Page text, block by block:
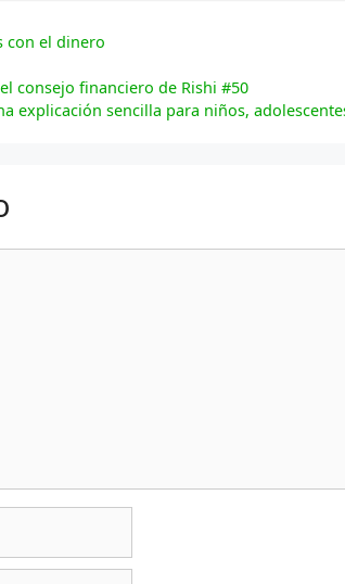
con el dinero
consejo financiero de Rishi #50
explicación sencilla para niños,